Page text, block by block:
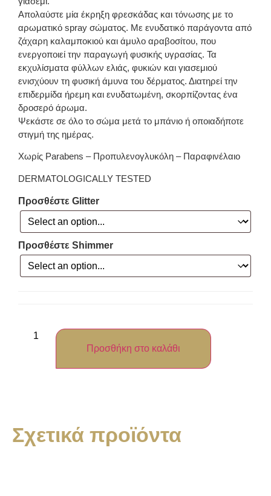
Απολαύστε μία έκρηξη φρεσκάδας και τόνωσης με το
αρωματικό spray σώματος. Με ενυδατικό παράγοντα από
ζάχαρη καλαμποκιού και άμυλο αραβοσίτου, που
ενεργοποιεί την παραγωγή φυσικής υγρασίας. Τα
εκχυλίσματα φύλλων ελιάς, φυκιών και γιασεμιού
ενισχύουν τη φυσική άμυνα του δέρματος. Διατηρεί την
επιδερμίδα ήρεμη και ενυδατωμένη, σκορπίζοντας ένα
δροσερό άρωμα.
Ψεκάστε σε όλο το σώμα μετά το μπάνιο ή οποιαδήποτε
στιγμή της ημέρας.
Χωρίς Parabens – Προπυλενογλυκόλη – Παραφινέλαιο
DERMATOLOGICALLY TESTED
Προσθέστε Glitter
Προσθέστε Shimmer
Προσθήκη στο καλάθι
Σχετικά προϊόντα